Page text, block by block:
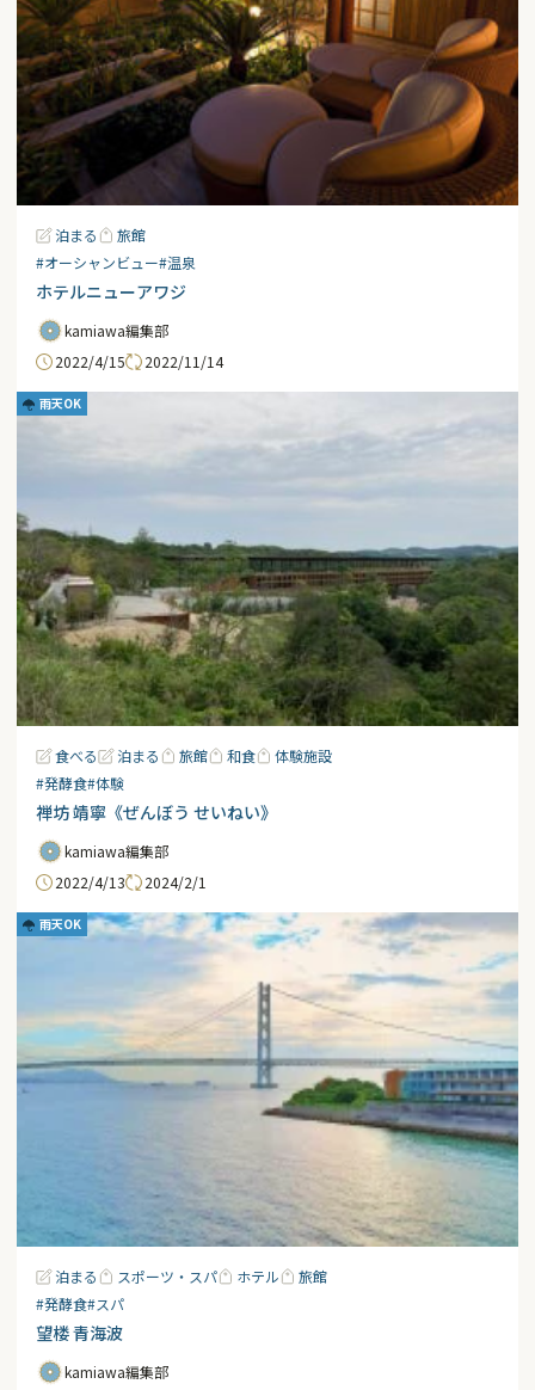
泊まる
旅館
#オーシャンビュー#温泉
ホテルニューアワジ
kamiawa編集部
2022/4/15
2022/11/14
雨天OK
旅館
食べる 泊まる 和食
体験施設
#発酵食#体験
禅坊 靖寧《ぜんぼう せいねい》
kamiawa編集部
2022/4/13
2024/2/1
雨天OK
泊まる スポーツ・スパ ホテル
旅館
#発酵食#スパ
望楼 青海波
kamiawa編集部